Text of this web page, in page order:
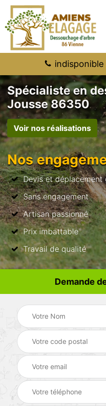
indisponible
Spécialiste en
Jousse 86350
Voir nos réalisations
Nos
Devis et déplacement
Sans engagement
Artisan passionné
Prix imbattable
Travail de qualité
Demande